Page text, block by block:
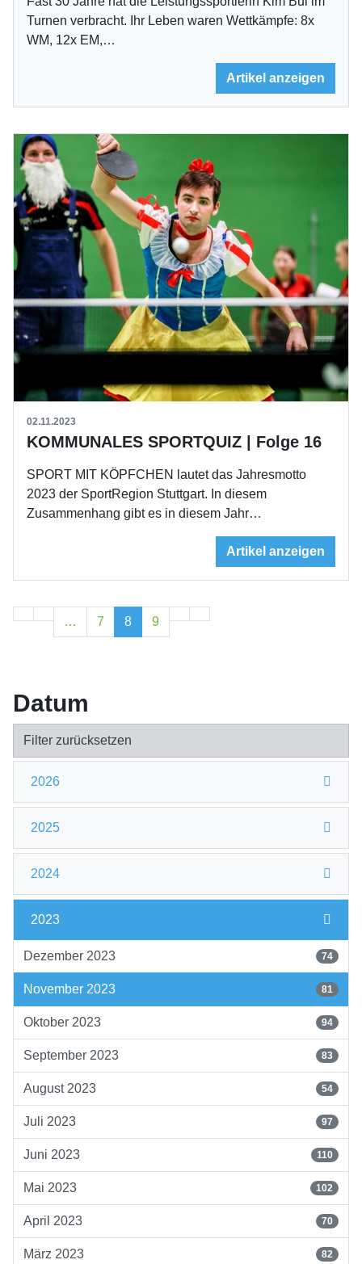
Turnen verbracht. Ihr Leben waren Wettkämpfe: 8x
WM, 12x EM,…
Artikel anzeigen
02.11.2023
KOMMUNALES SPORTQUIZ | Folge 16
SPORT MIT KÖPFCHEN lautet das Jahresmotto
2023 der SportRegion Stuttgart. In diesem
Zusammenhang gibt es in diesem Jahr…
Artikel anzeigen
… 7 8 9
Datum
Filter zurücksetzen
2026
2025
2024
2023
Dezember 2023 74
November 2023 81
Oktober 2023 94
September 2023 83
August 2023 54
Juli 2023 97
Juni 2023 110
Mai 2023 102
April 2023 70
März 2023 82